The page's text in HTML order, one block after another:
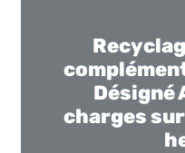
Toggle
navigation
Désigné
charges